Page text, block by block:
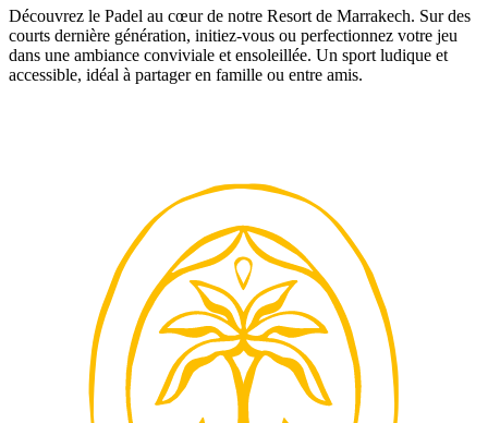
Découvrez le Padel au cœur de notre Resort de Marrakech. Sur des
courts dernière génération, initiez-vous ou perfectionnez votre jeu
dans une ambiance conviviale et ensoleillée. Un sport ludique et
accessible, idéal à partager en famille ou entre amis.